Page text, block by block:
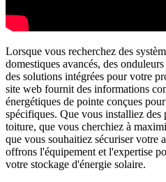
Lorsque vous recherchez des
domestiques avancés, des
des solutions intégrées pour votre
site web fournit des informations
énergétiques de pointe conçues
spécifiques. Que vous installiez des
toiture, que vous cherchiez à
que vous souhaitiez sécuriser votre
offrons l'équipement et l'expertise
votre stockage d'énergie solaire.